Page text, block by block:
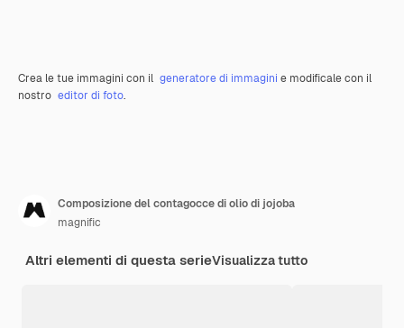
Crea le tue immagini con il generatore di immagini e modificale con il
nostro editor di foto.
Composizione del contagocce di olio di jojoba
magnific
Altri elementi di questa serieVisualizza tutto